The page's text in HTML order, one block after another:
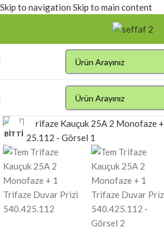
Skip to navigation Skip to main content
BITTI
Click to enlarge